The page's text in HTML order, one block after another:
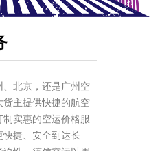
北京，还是广州空
主提供快捷的航空
实惠的空运价格服
捷、安全到达长